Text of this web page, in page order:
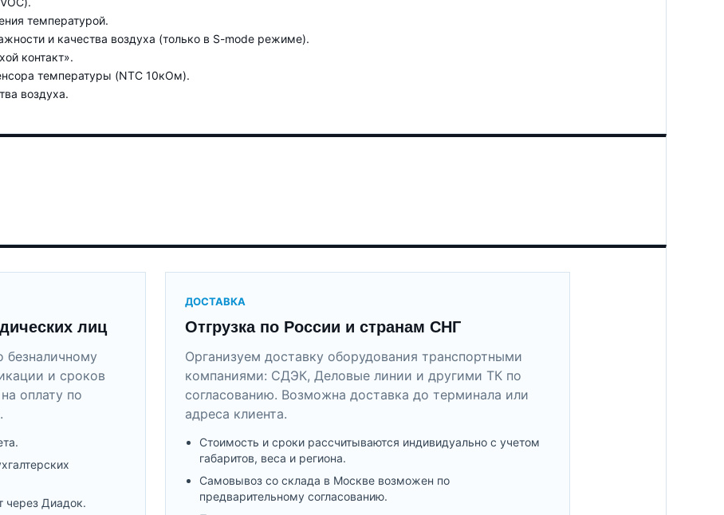
температурой.
и качества воздуха (только в S-mode режиме).
контакт».
температуры (NTC 10кОм).
воздуха.
лиц
и сроков
оплату по
через Диадок.
ДОСТАВКА
Отгрузка по России и странам СНГ
Организуем доставку оборудования транспортными
компаниями: СДЭК, Деловые линии и другими ТК по
согласованию. Возможна доставка до терминала или
адреса клиента.
Стоимость и сроки рассчитываются индивидуально с учетом
габаритов, веса и региона.
Самовывоз со склада в Москве возможен по
предварительному согласованию.